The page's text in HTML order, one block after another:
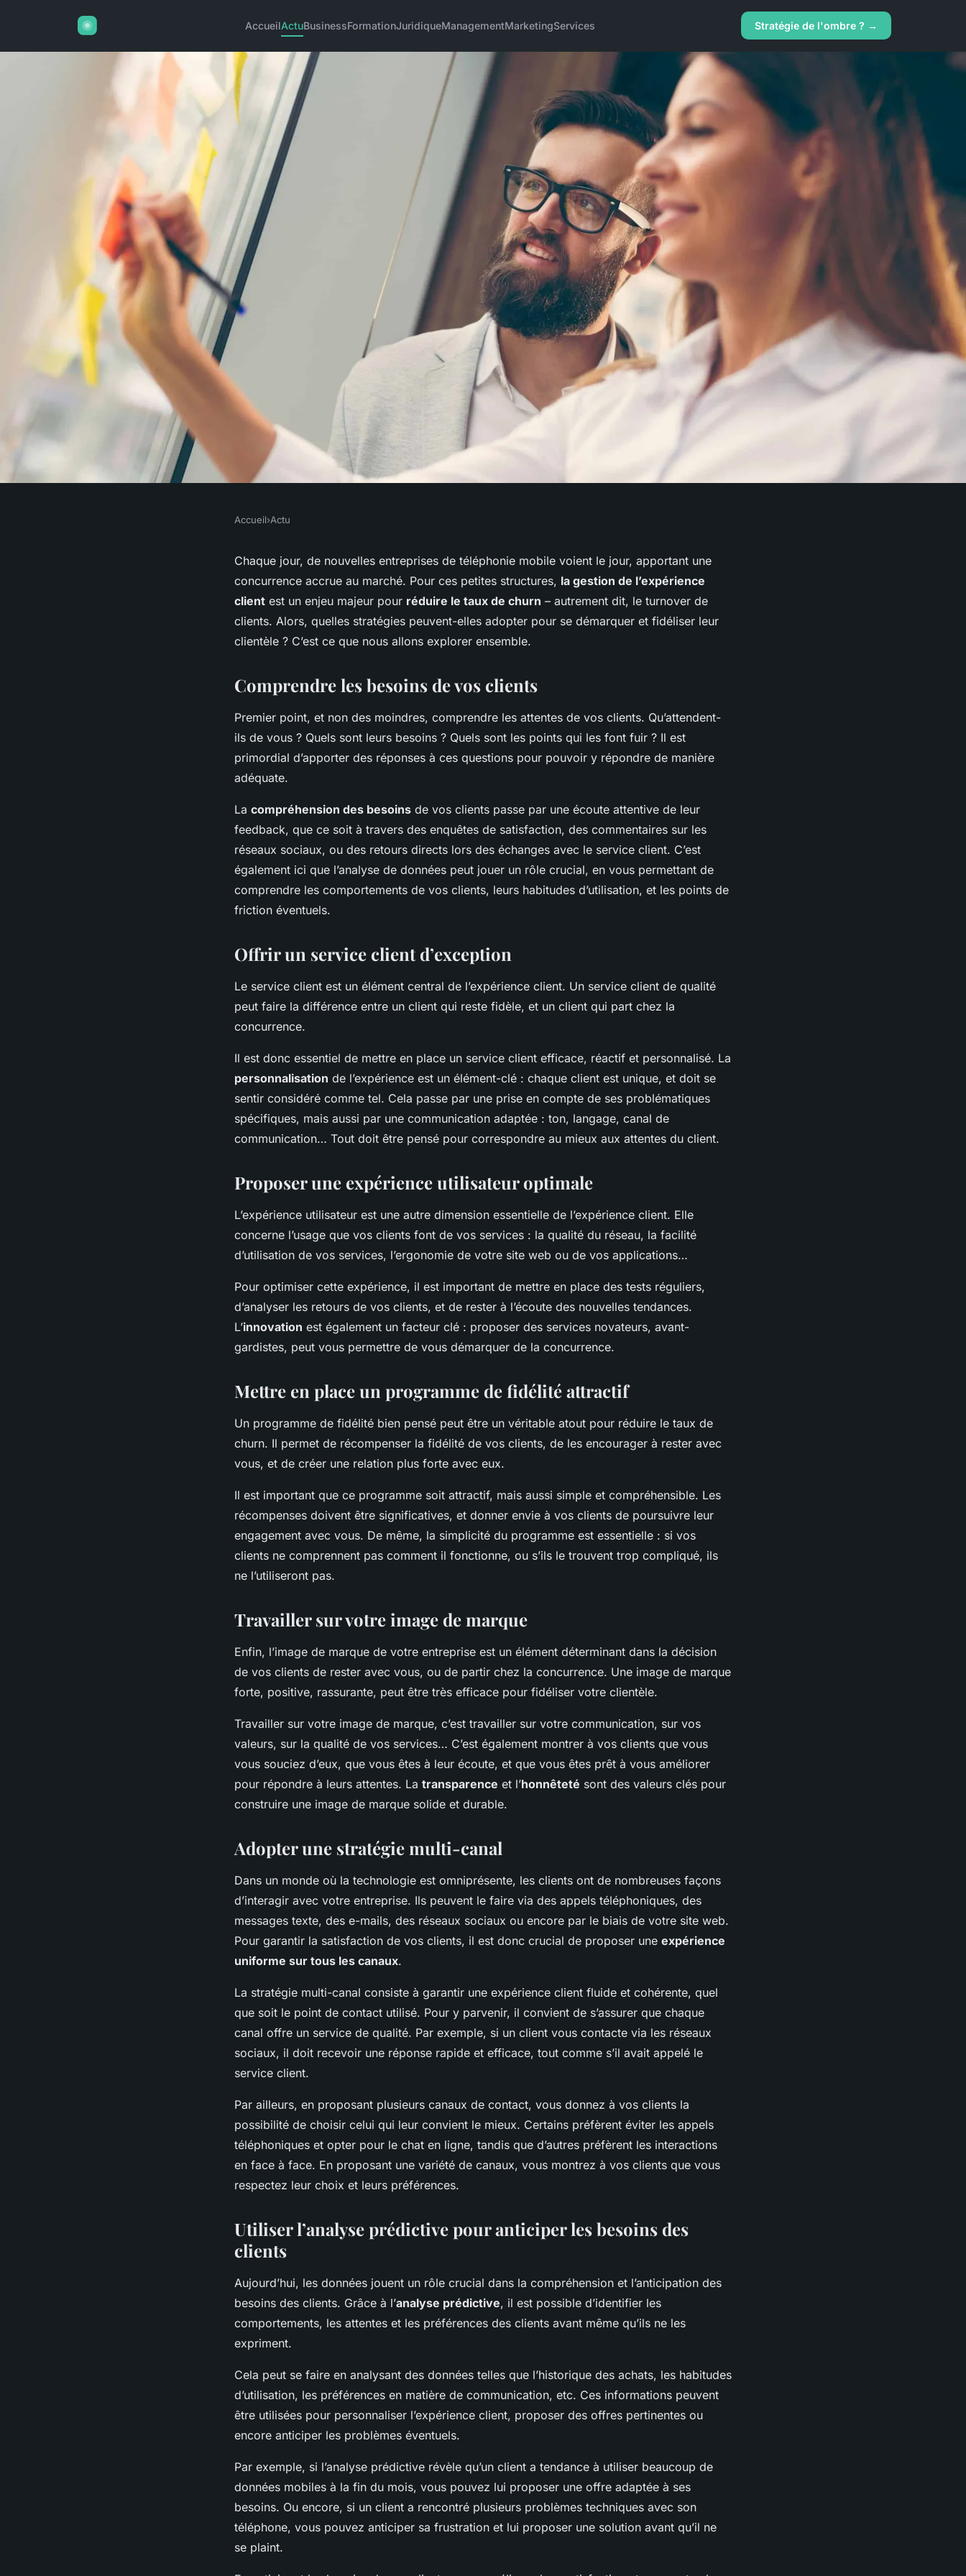
AccueilActuBusinessFormationJuridiqueManagementMarketingServices Stratégie de l'ombre ? →
Quelles stratégies de gestion de
l'expérience client peuvent être mises
en place par les petites entreprises de
téléphonie mobile pour réduire le taux
Accueil›Actu
Chaque jour, de nouvelles entreprises de téléphonie mobile voient le jour, apportant une
concurrence accrue au marché. Pour ces petites structures, la gestion de l’expérience
client est un enjeu majeur pour réduire le taux de churn – autrement dit, le turnover de
clients. Alors, quelles stratégies peuvent-elles adopter pour se démarquer et fidéliser leur
clientèle ? C’est ce que nous allons explorer ensemble.
Comprendre les besoins de vos clients
Premier point, et non des moindres, comprendre les attentes de vos clients. Qu’attendent-
ils de vous ? Quels sont leurs besoins ? Quels sont les points qui les font fuir ? Il est
primordial d’apporter des réponses à ces questions pour pouvoir y répondre de manière
adéquate.
La compréhension des besoins de vos clients passe par une écoute attentive de leur
feedback, que ce soit à travers des enquêtes de satisfaction, des commentaires sur les
réseaux sociaux, ou des retours directs lors des échanges avec le service client. C’est
également ici que l’analyse de données peut jouer un rôle crucial, en vous permettant de
comprendre les comportements de vos clients, leurs habitudes d’utilisation, et les points de
friction éventuels.
Offrir un service client d’exception
Le service client est un élément central de l’expérience client. Un service client de qualité
peut faire la différence entre un client qui reste fidèle, et un client qui part chez la
concurrence.
Il est donc essentiel de mettre en place un service client efficace, réactif et personnalisé. La
personnalisation de l’expérience est un élément-clé : chaque client est unique, et doit se
sentir considéré comme tel. Cela passe par une prise en compte de ses problématiques
spécifiques, mais aussi par une communication adaptée : ton, langage, canal de
communication… Tout doit être pensé pour correspondre au mieux aux attentes du client.
Proposer une expérience utilisateur optimale
L’expérience utilisateur est une autre dimension essentielle de l’expérience client. Elle
concerne l’usage que vos clients font de vos services : la qualité du réseau, la facilité
d’utilisation de vos services, l’ergonomie de votre site web ou de vos applications…
Pour optimiser cette expérience, il est important de mettre en place des tests réguliers,
d’analyser les retours de vos clients, et de rester à l’écoute des nouvelles tendances.
L’innovation est également un facteur clé : proposer des services novateurs, avant-
gardistes, peut vous permettre de vous démarquer de la concurrence.
Mettre en place un programme de fidélité attractif
Un programme de fidélité bien pensé peut être un véritable atout pour réduire le taux de
churn. Il permet de récompenser la fidélité de vos clients, de les encourager à rester avec
vous, et de créer une relation plus forte avec eux.
Il est important que ce programme soit attractif, mais aussi simple et compréhensible. Les
récompenses doivent être significatives, et donner envie à vos clients de poursuivre leur
engagement avec vous. De même, la simplicité du programme est essentielle : si vos
clients ne comprennent pas comment il fonctionne, ou s’ils le trouvent trop compliqué, ils
ne l’utiliseront pas.
Travailler sur votre image de marque
Enfin, l’image de marque de votre entreprise est un élément déterminant dans la décision
de vos clients de rester avec vous, ou de partir chez la concurrence. Une image de marque
forte, positive, rassurante, peut être très efficace pour fidéliser votre clientèle.
Travailler sur votre image de marque, c’est travailler sur votre communication, sur vos
valeurs, sur la qualité de vos services… C’est également montrer à vos clients que vous
vous souciez d’eux, que vous êtes à leur écoute, et que vous êtes prêt à vous améliorer
pour répondre à leurs attentes. La transparence et l’honnêteté sont des valeurs clés pour
construire une image de marque solide et durable.
Adopter une stratégie multi-canal
Dans un monde où la technologie est omniprésente, les clients ont de nombreuses façons
d’interagir avec votre entreprise. Ils peuvent le faire via des appels téléphoniques, des
messages texte, des e-mails, des réseaux sociaux ou encore par le biais de votre site web.
Pour garantir la satisfaction de vos clients, il est donc crucial de proposer une expérience
uniforme sur tous les canaux.
La stratégie multi-canal consiste à garantir une expérience client fluide et cohérente, quel
que soit le point de contact utilisé. Pour y parvenir, il convient de s’assurer que chaque
canal offre un service de qualité. Par exemple, si un client vous contacte via les réseaux
sociaux, il doit recevoir une réponse rapide et efficace, tout comme s’il avait appelé le
service client.
Par ailleurs, en proposant plusieurs canaux de contact, vous donnez à vos clients la
possibilité de choisir celui qui leur convient le mieux. Certains préfèrent éviter les appels
téléphoniques et opter pour le chat en ligne, tandis que d’autres préfèrent les interactions
en face à face. En proposant une variété de canaux, vous montrez à vos clients que vous
respectez leur choix et leurs préférences.
Utiliser l’analyse prédictive pour anticiper les besoins des
clients
Aujourd’hui, les données jouent un rôle crucial dans la compréhension et l’anticipation des
besoins des clients. Grâce à l’analyse prédictive, il est possible d’identifier les
comportements, les attentes et les préférences des clients avant même qu’ils ne les
expriment.
Cela peut se faire en analysant des données telles que l’historique des achats, les habitudes
d’utilisation, les préférences en matière de communication, etc. Ces informations peuvent
être utilisées pour personnaliser l’expérience client, proposer des offres pertinentes ou
encore anticiper les problèmes éventuels.
Par exemple, si l’analyse prédictive révèle qu’un client a tendance à utiliser beaucoup de
données mobiles à la fin du mois, vous pouvez lui proposer une offre adaptée à ses
besoins. Ou encore, si un client a rencontré plusieurs problèmes techniques avec son
téléphone, vous pouvez anticiper sa frustration et lui proposer une solution avant qu’il ne
se plaint.